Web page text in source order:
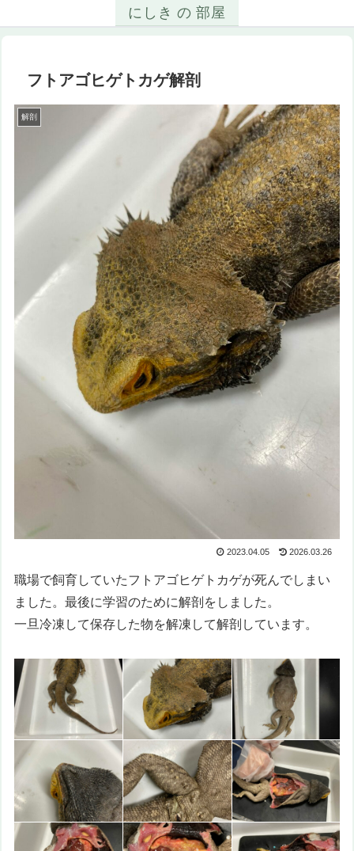
にしき の 部屋
フトアゴヒゲトカゲ解剖
解剖
2023.04.05 2026.03.26
職場で飼育していたフトアゴヒゲトカゲが死んでしまい
ました。最後に学習のために解剖をしました。
一旦冷凍して保存した物を解凍して解剖しています。